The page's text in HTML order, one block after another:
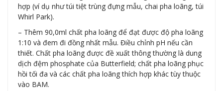
hợp (ví dụ như túi tiệt trùng đựng mẫu, chai pha loãng, túi
Whirl Park).
– Thêm 90,0ml chất pha loãng để đạt được độ pha loãng
1:10 và đem đi đồng nhất mẫu. Điều chỉnh pH nếu cần
thiết. Chất pha loãng được đề xuất thông thường là dung
dịch đệm phosphate của Butterfield; chất pha loãng phục
hồi tối đa và các chất pha loãng thích hợp khác tùy thuộc
vào BAM.